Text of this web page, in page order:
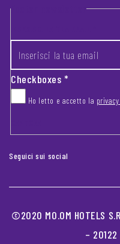
Footer newsletter
Checkboxes*
Ho letto e accetto la
Seguici sui social
©2020 MO.OM HOTELS
–